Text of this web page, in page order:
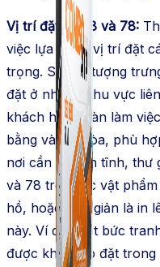
Vị trí đặt số 38 và 78:
việc lựa chọn vị trí đặt
trọng. Số 38, tượng
đặt ở những khu vực
khách hoặc bàn làm
bằng và hài hòa, phù
nơi cần sự yên tĩnh, thư
và 78 trên các vật
hồ, hoặc đơn giản là in
này. Ví dụ, một bức
được khéo léo đặt trong